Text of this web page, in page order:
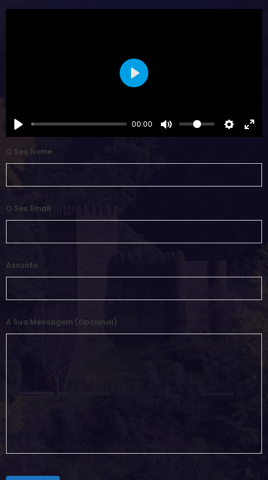
00:00
Play
O Seu Nome
O Seu Email
Assunto
A Sua Mensagem (opcional)